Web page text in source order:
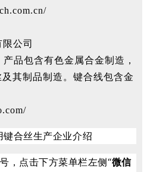
公司
品包含有色金属合金制造，
其制品制造。键合线包含金
，点击下方菜单栏左侧“微信